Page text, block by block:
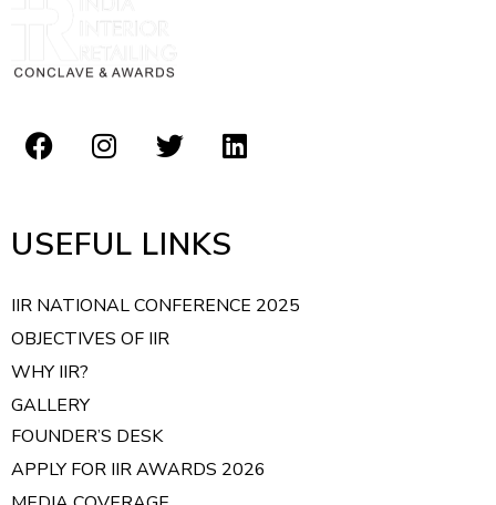
USEFUL LINKS
IIR NATIONAL CONFERENCE 2025
OBJECTIVES OF IIR
WHY IIR?
GALLERY
FOUNDER’S DESK
APPLY FOR IIR AWARDS 2026